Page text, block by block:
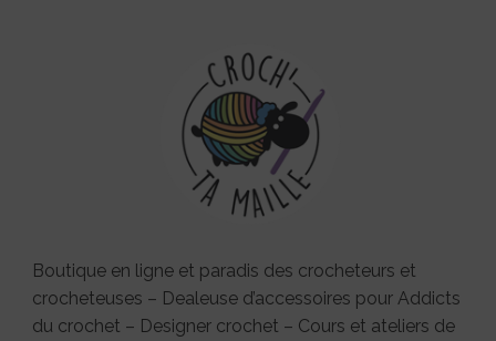
Boutique en ligne et paradis des crocheteurs et
crocheteuses – Dealeuse d’accessoires pour Addicts
du crochet – Designer crochet – Cours et ateliers de